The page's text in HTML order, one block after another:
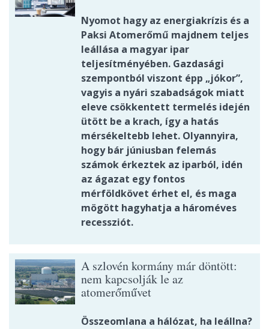
Nyomot hagy az energiakrízis és a
Paksi Atomerőmű majdnem teljes
leállása a magyar ipar
teljesítményében. Gazdasági
szempontból viszont épp „jókor”,
vagyis a nyári szabadságok miatt
eleve csökkentett termelés idején
ütött be a krach, így a hatás
mérsékeltebb lehet. Olyannyira,
hogy bár júniusban felemás
számok érkeztek az iparból, idén
az ágazat egy fontos
mérföldkövet érhet el, és maga
mögött hagyhatja a hároméves
recessziót.
A szlovén kormány már döntött:
nem kapcsolják le az
atomerőművet
Összeomlana a hálózat, ha leállna?